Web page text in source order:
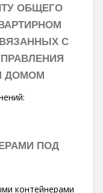
ОБЩЕГО
С
ДОМОМ
ПОД
контейнерами